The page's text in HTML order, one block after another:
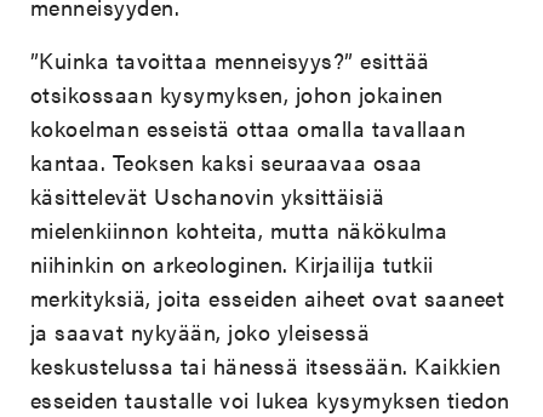
menneisyyden.
”Kuinka tavoittaa menneisyys?” esittää
otsikossaan kysymyksen, johon jokainen
kokoelman esseistä ottaa omalla tavallaan
kantaa. Teoksen kaksi seuraavaa osaa
käsittelevät Uschanovin yksittäisiä
mielenkiinnon kohteita, mutta näkökulma
niihinkin on arkeologinen. Kirjailija tutkii
merkityksiä, joita esseiden aiheet ovat saaneet
ja saavat nykyään, joko yleisessä
keskustelussa tai hänessä itsessään. Kaikkien
esseiden taustalle voi lukea kysymyksen tiedon